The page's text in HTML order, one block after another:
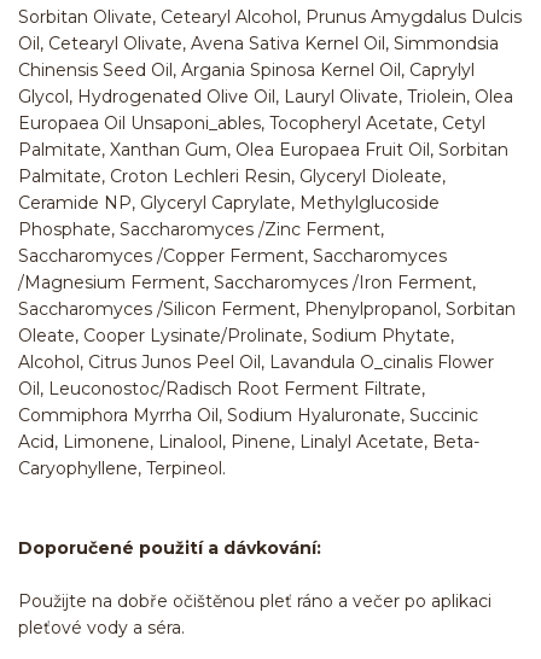
Sorbitan Olivate, Cetearyl Alcohol, Prunus Amygdalus Dulcis
Oil, Cetearyl Olivate, Avena Sativa Kernel Oil, Simmondsia
Chinensis Seed Oil, Argania Spinosa Kernel Oil, Caprylyl
Glycol, Hydrogenated Olive Oil, Lauryl Olivate, Triolein, Olea
Europaea Oil Unsaponi_ables, Tocopheryl Acetate, Cetyl
Palmitate, Xanthan Gum, Olea Europaea Fruit Oil, Sorbitan
Palmitate, Croton Lechleri Resin, Glyceryl Dioleate,
Ceramide NP, Glyceryl Caprylate, Methylglucoside
Phosphate, Saccharomyces /Zinc Ferment,
Saccharomyces /Copper Ferment, Saccharomyces
/Magnesium Ferment, Saccharomyces /Iron Ferment,
Saccharomyces /Silicon Ferment, Phenylpropanol, Sorbitan
Oleate, Cooper Lysinate/Prolinate, Sodium Phytate,
Alcohol, Citrus Junos Peel Oil, Lavandula O_cinalis Flower
Oil, Leuconostoc/Radisch Root Ferment Filtrate,
Commiphora Myrrha Oil, Sodium Hyaluronate, Succinic
Acid, Limonene, Linalool, Pinene, Linalyl Acetate, Beta-
Caryophyllene, Terpineol.
Doporučené použití a dávkování:
Použijte na dobře očištěnou pleť ráno a večer po aplikaci
pleťové vody a séra.